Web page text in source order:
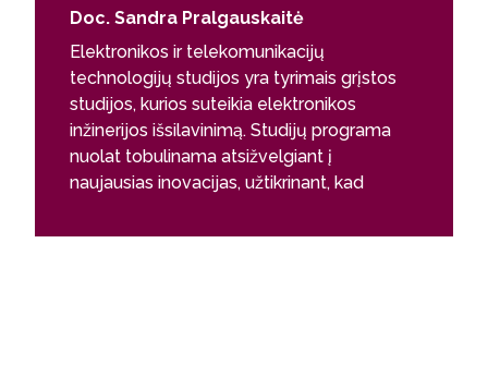
Doc. Sandra Pralgauskaitė
Elektronikos ir telekomunikacijų
technologijų studijos yra tyrimais grįstos
studijos, kurios suteikia elektronikos
inžinerijos išsilavinimą. Studijų programa
nuolat tobulinama atsižvelgiant į
naujausias inovacijas, užtikrinant, kad
pirmaujančiose elektronikos ir
metu,